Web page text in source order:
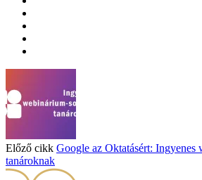
Előző cikk Google az Oktatásért: Ingyenes
tanároknak